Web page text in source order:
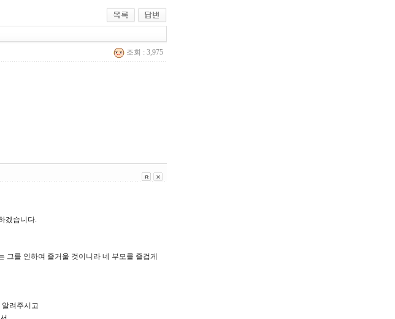
조회 : 3,975
겠습니다.
그를 인하여 즐거울 것이니라 네 부모를 즐겁게
려주시고